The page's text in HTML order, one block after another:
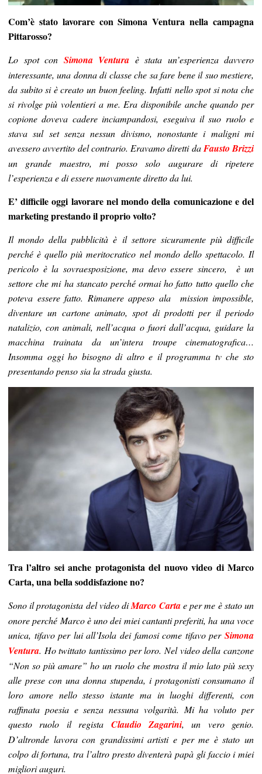
Com’è stato lavorare con Simona Ventura nella campagna
Pittarosso?
Lo spot con Simona Ventura è stata un’esperienza davvero
interessante, una donna di classe che sa fare bene il suo mestiere,
da subito si è creato un buon feeling. Infatti nello spot si nota che
si rivolge più volentieri a me. Era disponibile anche quando per
copione doveva cadere inciampandosi, eseguiva il suo ruolo e
stava sul set senza nessun divismo, nonostante i maligni mi
avessero avvertito del contrario. Eravamo diretti daFausto Brizzi
un grande maestro, mi posso solo augurare di ripetere
l’esperienza e di essere nuovamente diretto da lui.
E’ difficile oggi lavorare nel mondo della comunicazione e del
marketing prestando il proprio volto?
Il mondo della pubblicità è il settore sicuramente più difficile
perché è quello più meritocratico nel mondo dello spettacolo. Il
pericolo è la sovraesposizione, ma devo essere sincero, è un
settore che mi ha stancato perché ormai ho fatto tutto quello che
poteva essere fatto. Rimanere appeso ala mission impossible,
diventare un cartone animato, spot di prodotti per il periodo
natalizio, con animali, nell’acqua o fuori dall’acqua, guidare la
macchina trainata da un’intera troupe cinematografica…
Insomma oggi ho bisogno di altro e il programma tv che sto
presentando penso sia la strada giusta.
Tra l’altro sei anche protagonista del nuovo video di Marco
Carta, una bella soddisfazione no?
Sono il protagonista del video diMarco Cartae per me è stato un
onore perché Marco è uno dei miei cantanti preferiti, ha una voce
unica, tifavo per lui all’Isola dei famosi come tifavo per Simona
Ventura. Ho twittato tantissimo per loro. Nel video della canzone
“Non so più amare” ho un ruolo che mostra il mio lato più sexy
alle prese con una donna stupenda, i protagonisti consumano il
loro amore nello stesso istante ma in luoghi differenti, con
raffinata poesia e senza nessuna volgarità. Mi ha voluto per
questo ruolo il regista Claudio Zagarini, un vero genio.
D’altronde lavora con grandissimi artisti e per me è stato un
colpo di fortuna, tra l’altro presto diventerà papà gli faccio i miei
migliori auguri.